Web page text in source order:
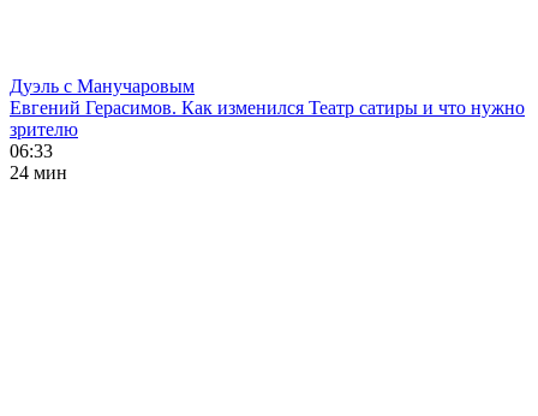
Дуэль с Манучаровым
Евгений Герасимов. Как изменился Театр сатиры и что нужно
зрителю
06:33
24 мин